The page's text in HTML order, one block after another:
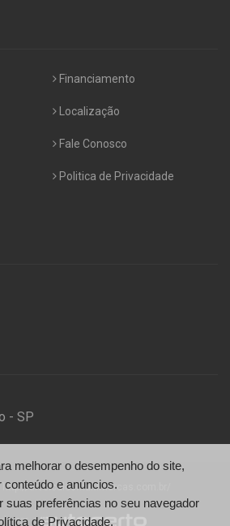
Financiamento
Localização
Fale Conosco
Politica de Privacidade
- SP
arveiculosmultimarcas.com.br/
por
melhorar o desempenho do site,
e anúncios.
suas preferências no seu navegador
de Privacidade.